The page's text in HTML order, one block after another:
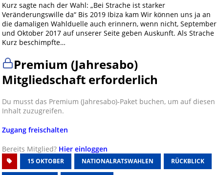
Kurz sagte nach der Wahl: „Bei Strache ist starker
Veränderungswille da“ Bis 2019 Ibiza kam Wir können uns ja an
die damaligen Wahlduelle auch erinnern, wenn nicht, September
und Oktober 2017 auf unserer Seite geben Auskunft. Als Strache
Kurz beschimpfte…
Premium (Jahresabo)
Mitgliedschaft erforderlich
Du musst das Premium (Jahresabo)-Paket buchen, um auf diesen
Inhalt zuzugreifen.
Zugang freischalten
Bereits Mitglied? Hier einloggen
15 OKTOBER NATIONALRATSWAHLEN RÜCKBLICK